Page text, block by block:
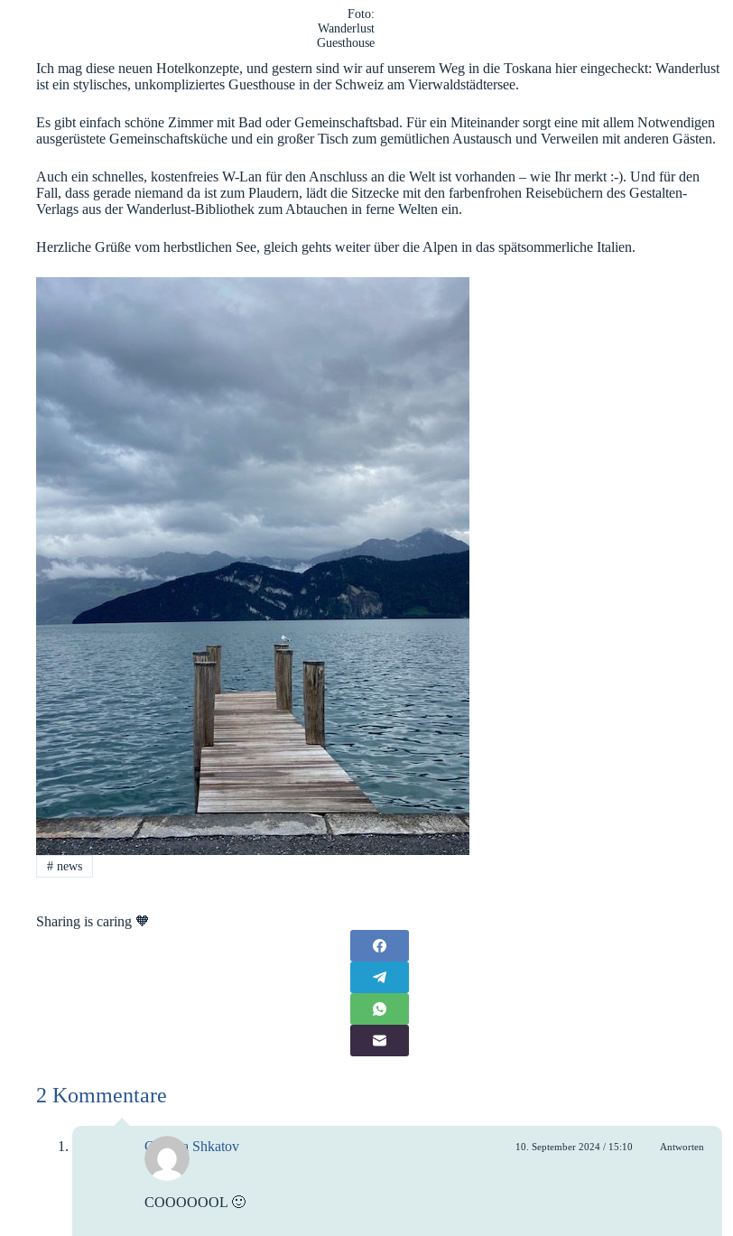
Foto:
Wanderlust
Guesthouse
Ich mag diese neuen Hotelkonzepte, und gestern sind wir auf unserem Weg in die Toskana hier eingecheckt: Wanderlust
ist ein stylisches, unkompliziertes Guesthouse in der Schweiz am Vierwaldstädtersee.
Es gibt einfach schöne Zimmer mit Bad oder Gemeinschaftsbad. Für ein Miteinander sorgt eine mit allem Notwendigen
ausgerüstete Gemeinschaftsküche und ein großer Tisch zum gemütlichen Austausch und Verweilen mit anderen Gästen.
Auch ein schnelles, kostenfreies W-Lan für den Anschluss an die Welt ist vorhanden – wie Ihr merkt :-). Und für den
Fall, dass gerade niemand da ist zum Plaudern, lädt die Sitzecke mit den farbenfrohen Reisebüchern des Gestalten-
Verlags aus der Wanderlust-Bibliothek zum Abtauchen in ferne Welten ein.
Herzliche Grüße vom herbstlichen See, gleich gehts weiter über die Alpen in das spätsommerliche Italien.
#news
Sharing is caring 🧡
2 Kommentare
Claudia Shkatov 10. September 2024 / 15:10 Antworten
COOOOOOL 🙂